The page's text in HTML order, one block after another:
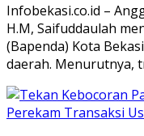
Infobekasi.co.id –
H.M, Saifuddaulah
(Bapenda) Kota
daerah. Menurutnya,